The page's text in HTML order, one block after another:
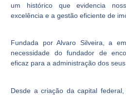
um histórico que evidencia
excelência e a gestão eficiente de
Fundada por Alvaro Silveira, a
necessidade do fundador de
eficaz para a administração dos
Desde a criação da capital